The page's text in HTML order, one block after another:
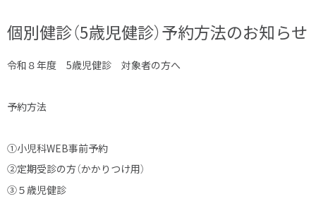
個別健診（5歳児健診）予約方法のお知らせ
令和８年度 5歳児健診 対象者の方へ
予約方法
①小児科WEB事前予約
②定期受診の方（かかりつけ用）
③５歳児健診